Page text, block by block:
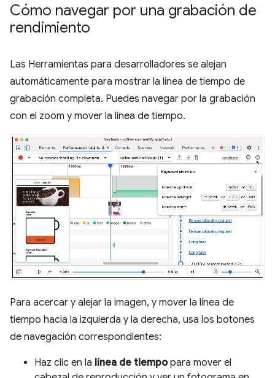
Cómo navegar por una grabación de
rendimiento
Las Herramientas para desarrolladores se alejan
automáticamente para mostrar la línea de tiempo de
grabación completa. Puedes navegar por la grabación
con el zoom y mover la línea de tiempo.
Para acercar y alejar la imagen, y mover la línea de
tiempo hacia la izquierda y la derecha, usa los botones
de navegación correspondientes:
Haz clic en la línea de tiempopara mover el